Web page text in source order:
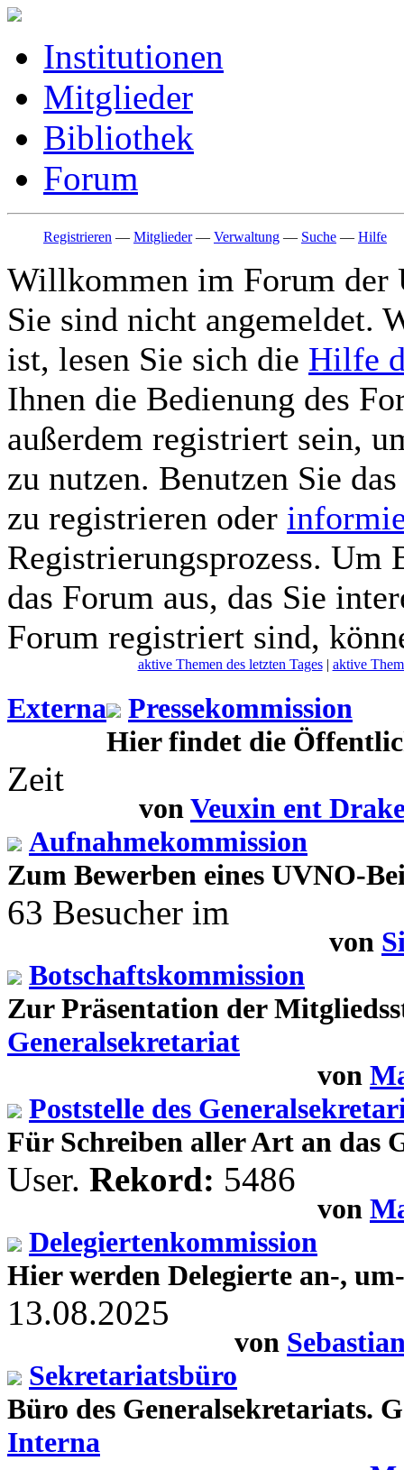
Institutionen
Mitglieder
Bibliothek
Forum
Registrieren — Mitglieder— Verwaltung — Suche — Hilfe
Willkommen im Forum der
Sie sind nicht angemeldet.
ist, lesen Sie sich die Hilfe
Ihnen die Bedienung des
außerdem registriert sein,
zu nutzen. Benutzen Sie
zu registrieren oder
Registrierungsprozess. Um
das Forum aus, das Sie
Forum registriert sind,
aktive Themen des letzten Tages| aktive
Externa
Pressekommission
Hier findet die
vonVeuxin ent
Aufnahmekommission
Zum Bewerben eines UVNO-
von
Botschaftskommission
Zur Präsentation der
von
Generalsekretariat
Poststelle des
Für Schreiben aller Art an das
von
Delegiertenkommission
Hier werden Delegierte an-,
von
Sekretariatsbüro
Büro des Generalsekretariats.
Interna
Zeit
63 Besucher im
User. Rekord: 5486
13.08.2025